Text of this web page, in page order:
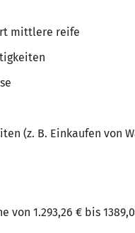
mittlere reife
(z. B. Einkaufen von
1.293,26 € bis